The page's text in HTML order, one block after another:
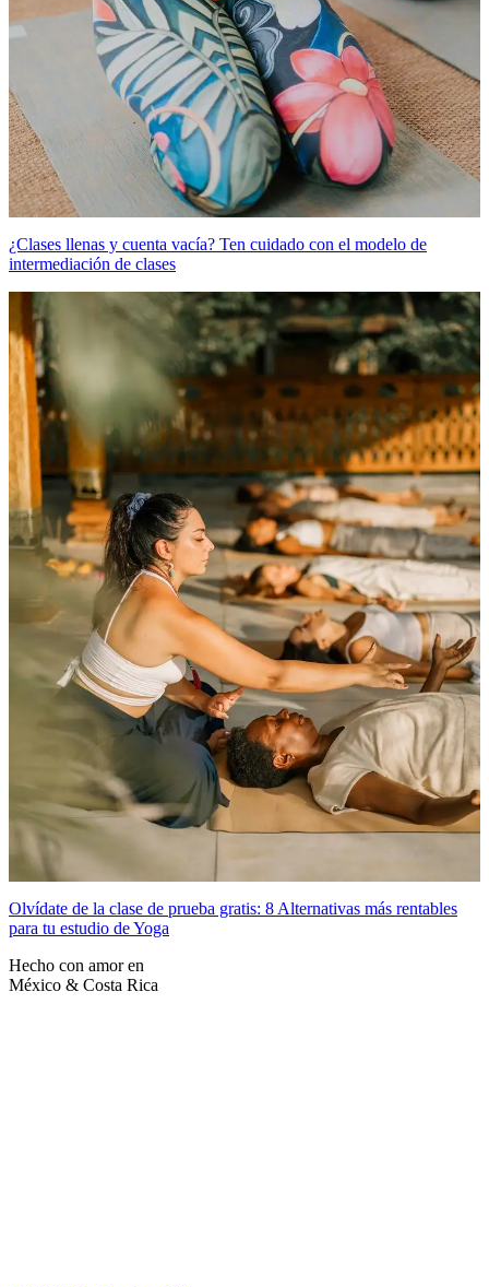
¿Clases llenas y cuenta vacía? Ten cuidado con el modelo de
intermediación de clases
Olvídate de la clase de prueba gratis: 8 Alternativas más rentables
para tu estudio de Yoga
Hecho con amor en
México & Costa Rica